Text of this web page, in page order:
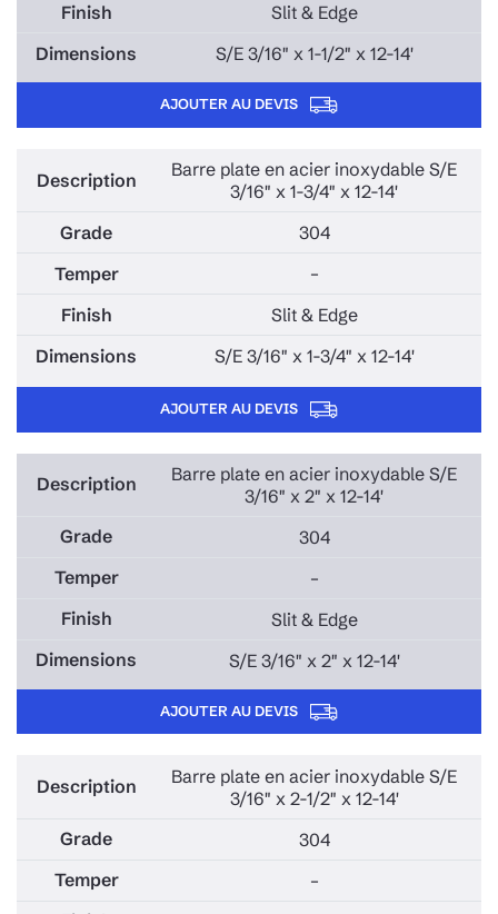
Slit & Edge
S/E 3/16" x 1-1/2" x 12-14'
AJOUTER AU DEVIS
Barre plate en acier inoxydable S/E
3/16" x 1-3/4" x 12-14'
304
–
Slit & Edge
S/E 3/16" x 1-3/4" x 12-14'
AJOUTER AU DEVIS
Barre plate en acier inoxydable S/E
3/16" x 2" x 12-14'
304
–
Slit & Edge
S/E 3/16" x 2" x 12-14'
AJOUTER AU DEVIS
Barre plate en acier inoxydable S/E
3/16" x 2-1/2" x 12-14'
304
–